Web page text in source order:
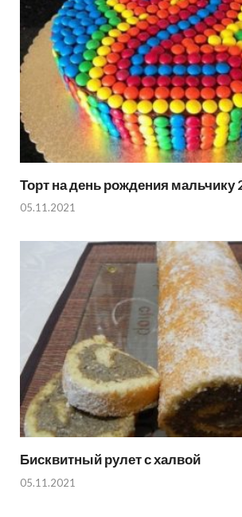
Торт на день рождения мальчику
05.11.2021
Бисквитный рулет с халвой
05.11.2021